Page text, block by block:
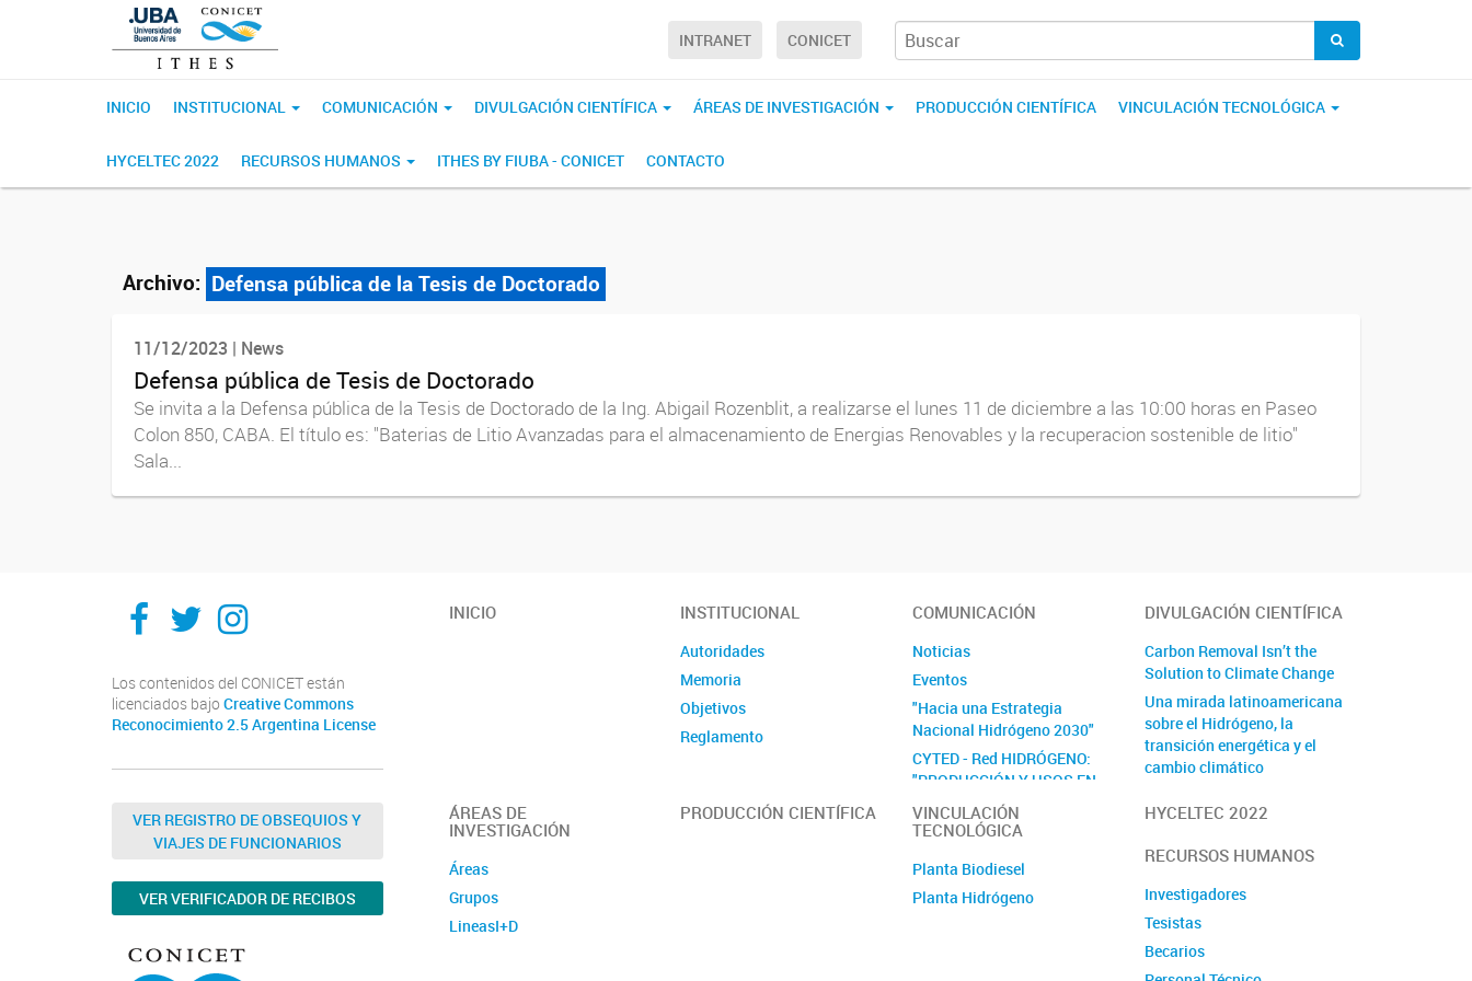
INTRANET CONICET
INICIO INSTITUCIONAL COMUNICACIÓN DIVULGACIÓN CIENTÍFICA ÁREAS DE INVESTIGACIÓN PRODUCCIÓN CIENTÍFICA VINCULACIÓN TECNOLÓGICA
HYCELTEC 2022 RECURSOS HUMANOS ITHES BY FIUBA - CONICET CONTACTO
Archivo: Defensa pública de la Tesis de Doctorado
11/12/2023 | News
Defensa pública de Tesis de Doctorado
Se invita a la Defensa pública de la Tesis de Doctorado de la Ing. Abigail Rozenblit, a realizarse el lunes 11 de diciembre a las 10:00 horas en Paseo
Colon 850, CABA. El título es: "Baterias de Litio Avanzadas para el almacenamiento de Energias Renovables y la recuperacion sostenible de litio"
Sala...
IthesIthesIthes
Los contenidos del CONICET están
licenciados bajo Creative Commons
Reconocimiento 2.5 Argentina License
VER REGISTRO DE OBSEQUIOS Y
VIAJES DE FUNCIONARIOS
VER VERIFICADOR DE RECIBOS
INICIO INSTITUCIONAL
Autoridades
Memoria
Objetivos
Reglamento
COMUNICACIÓN
Noticias
Eventos
"Hacia una Estrategia
Nacional Hidrógeno 2030"
CYTED - Red HIDRÓGENO:
"PRODUCCIÓN Y USOS EN
EL TRANSPORTE Y EL
SECTOR ELÉCTRICO" -
DIVULGACIÓN CIENTÍFICA
Carbon Removal Isn’t the
Solution to Climate Change
Una mirada latinoamericana
sobre el Hidrógeno, la
transición energética y el
cambio climático
ÁREAS DE
INVESTIGACIÓN
Áreas
Grupos
LineasI+D
PRODUCCIÓN CIENTÍFICA
VINCULACIÓN
TECNOLÓGICA
Planta Biodiesel
Planta Hidrógeno
HYCELTEC 2022
RECURSOS HUMANOS
Investigadores
Tesistas
Becarios